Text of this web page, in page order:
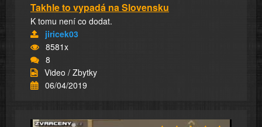
Takhle to vypadá na Slovensku
K tomu není co dodat.
jiricek03
8581x
8
Video / Zbytky
06/04/2019